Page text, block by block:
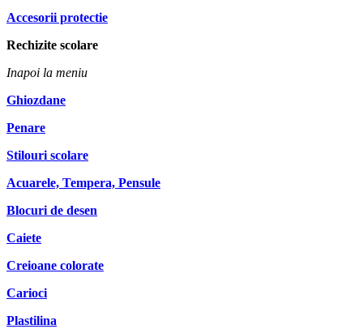
Accesorii protectie
Rechizite scolare
Inapoi la meniu
Ghiozdane
Penare
Stilouri scolare
Acuarele, Tempera, Pensule
Blocuri de desen
Caiete
Creioane colorate
Carioci
Plastilina